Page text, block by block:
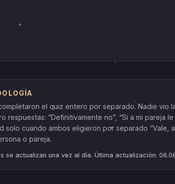
el quiz entero por separado. Nadie vio
respuestas: “Definitivamente no”, “Si a mi pareja
solo cuando ambos eligieron por separado “Vale,
o pareja.
se actualizan una vez al día. Última actualización: